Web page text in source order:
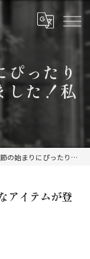
ったり
した！私
ぴったりなアイテムが登場しました！私たち...
アイテムが登